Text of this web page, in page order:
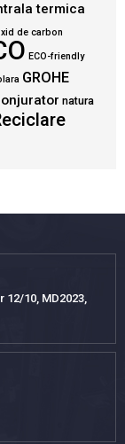
termica
de carbon
ECO-friendly
GROHE
natura
12/10, MD2023,